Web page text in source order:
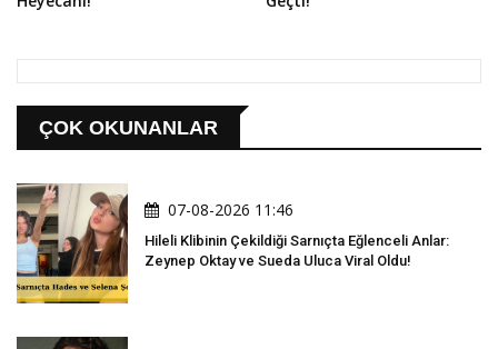
ÇOK OKUNANLAR
07-08-2026 11:46
Hileli Klibinin Çekildiği Sarnıçta Eğlenceli Anlar:
Zeynep Oktay ve Sueda Uluca Viral Oldu!